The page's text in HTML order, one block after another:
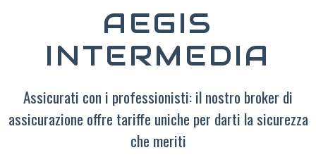
AEGIS
INTERMEDIA
Assicurati con i professionisti: il nostro broker di
assicurazione offre tariffe uniche per darti la sicurezza
che meriti